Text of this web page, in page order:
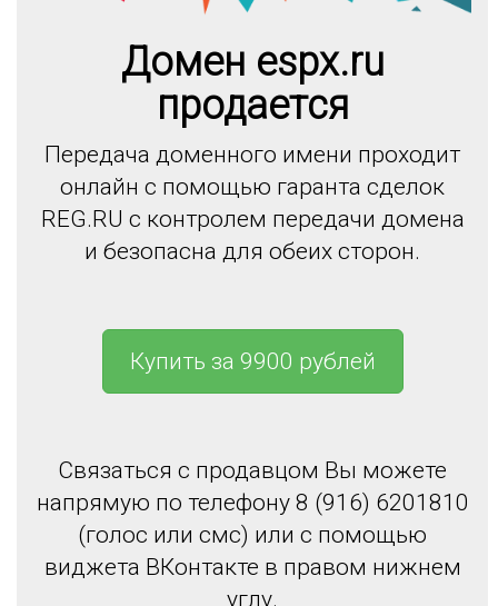
Домен espx.ru
продается
Передача доменного имени проходит
онлайн с помощью гаранта сделок
REG.RU с контролем передачи домена
и безопасна для обеих сторон.
Купить за 9900 рублей
Связаться с продавцом Вы можете
напрямую по телефону 8 (916) 6201810
(голос или смс) или с помощью
виджета ВКонтакте в правом нижнем
углу.